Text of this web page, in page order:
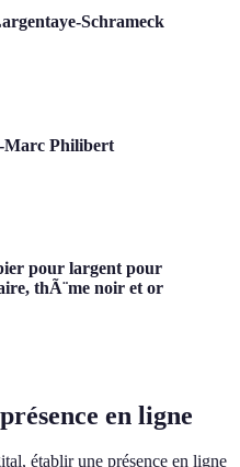
Schrameck
Marc Philibert
pour largent pour
thÃ¨me noir et or
en ligne
établir une présence en ligne